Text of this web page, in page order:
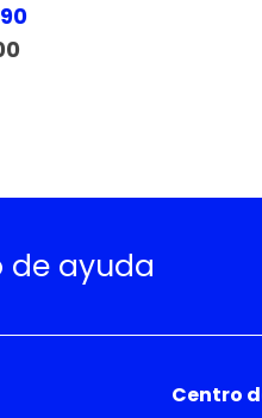
de ayuda
Centro